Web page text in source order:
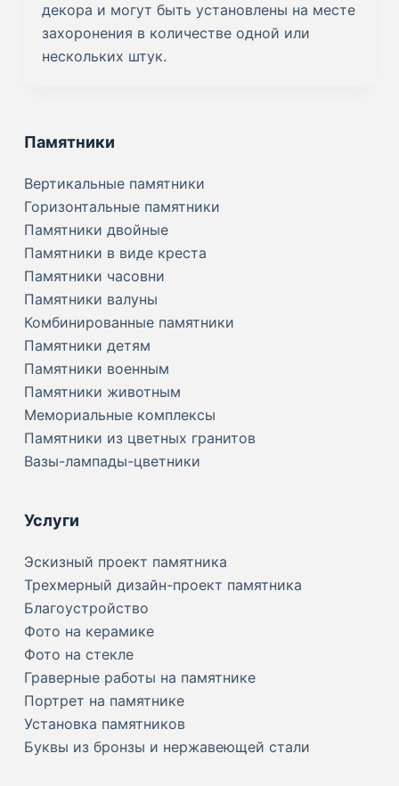
декора и могут быть установлены на месте
захоронения в количестве одной или
нескольких штук.
Памятники
Вертикальные памятники
Горизонтальные памятники
Памятники двойные
Памятники в виде креста
Памятники часовни
Памятники валуны
Комбинированные памятники
Памятники детям
Памятники военным
Памятники животным
Мемориальные комплексы
Памятники из цветных гранитов
Вазы-лампады-цветники
Услуги
Эскизный проект памятника
Трехмерный дизайн-проект памятника
Благоустройство
Фото на керамике
Фото на стекле
Граверные работы на памятнике
Портрет на памятнике
Установка памятников
Буквы из бронзы и нержавеющей стали